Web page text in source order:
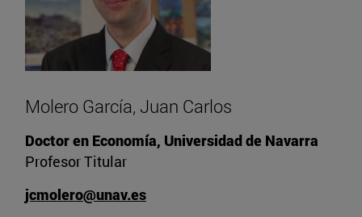
Molero García, Juan Carlos
Doctor en Economía, Universidad de Navarra
Profesor Titular
jcmolero@unav.es